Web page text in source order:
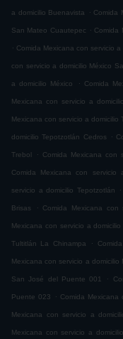
a domicilio Buenavista . Comida
San Mateo Cuautepec . Comida
. Comida Mexicana con servicio
con servicio a domicilio México
a domicilio México . Comida
Mexicana con servicio a
Mexicana con servicio a domicilio
domicilio Tepotzotlán Cedros .
Trebol . Comida Mexicana con
Comida Mexicana con servicio
servicio a domicilio Tepotzotlán .
Brisas . Comida Mexicana
Mexicana con servicio a
Tultitlán La Chinampa .
Mexicana con servicio a domicilio
San José del Puente 001 .
Puente 023 . Comida Mexicana
Mexicana con servicio a
Mexicana con servicio a